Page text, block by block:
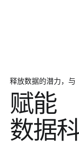
释放数据的潜力，
赋能
数据